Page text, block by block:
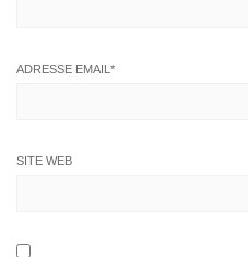
ADRESSE EMAIL *
SITE WEB